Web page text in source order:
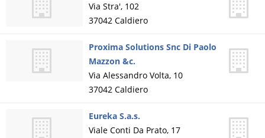
Via Stra', 102
37042 Caldiero
Proxima Solutions Snc Di Paolo
Mazzon &c.
Via Alessandro Volta, 10
37042 Caldiero
Eureka S.a.s.
Viale Conti Da Prato, 17